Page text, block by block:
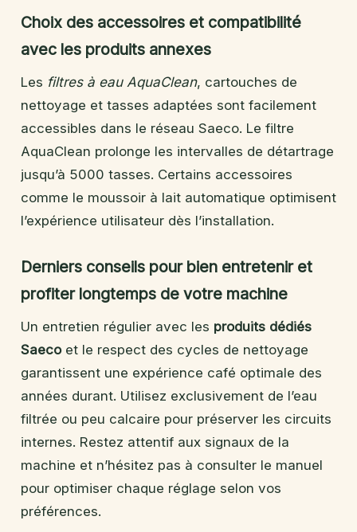
Choix des accessoires et compatibilité
avec les produits annexes
Les filtres à eau AquaClean, cartouches de
nettoyage et tasses adaptées sont facilement
accessibles dans le réseau Saeco. Le filtre
AquaClean prolonge les intervalles de détartrage
jusqu’à 5000 tasses. Certains accessoires
comme le moussoir à lait automatique optimisent
l’expérience utilisateur dès l’installation.
Derniers conseils pour bien entretenir et
profiter longtemps de votre machine
Un entretien régulier avec les produits dédiés
Saecoet le respect des cycles de nettoyage
garantissent une expérience café optimale des
années durant. Utilisez exclusivement de l’eau
filtrée ou peu calcaire pour préserver les circuits
internes. Restez attentif aux signaux de la
machine et n’hésitez pas à consulter le manuel
pour optimiser chaque réglage selon vos
préférences.